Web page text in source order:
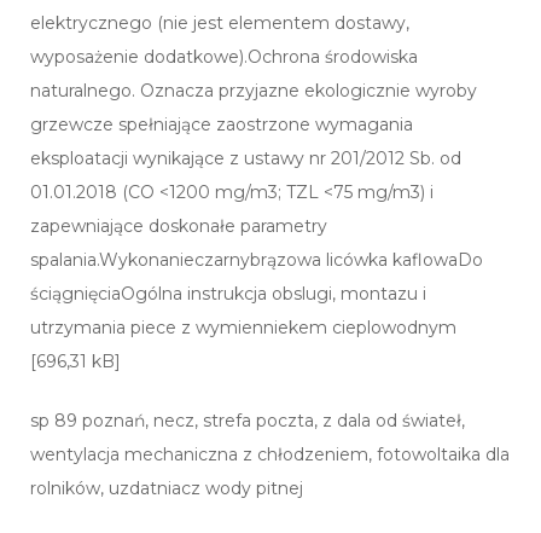
elektrycznego (nie jest elementem dostawy,
wyposażenie dodatkowe).Ochrona środowiska
naturalnego. Oznacza przyjazne ekologicznie wyroby
grzewcze spełniające zaostrzone wymagania
eksploatacji wynikające z ustawy nr 201/2012 Sb. od
01.01.2018 (CO <1200 mg/m3; TZL <75 mg/m3) i
zapewniające doskonałe parametry
spalania.Wykonanieczarnybrązowa licówka kaflowaDo
ściągnięciaOgólna instrukcja obslugi, montazu i
utrzymania piece z wymienniekem cieplowodnym
[696,31 kB]
sp 89 poznań, necz, strefa poczta, z dala od świateł,
wentylacja mechaniczna z chłodzeniem, fotowoltaika dla
rolników, uzdatniacz wody pitnej